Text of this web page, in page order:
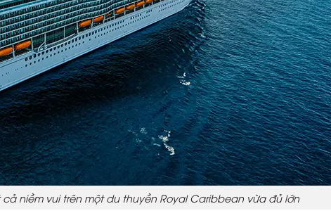
cả niềm vui trên một du thuyền Royal Caribbean vừa đủ lớn